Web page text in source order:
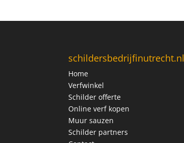
schildersbedrijfinutrecht.nl
Home
Verfwinkel
Schilder offerte
Online verf kopen
Muur sauzen
Schilder partners